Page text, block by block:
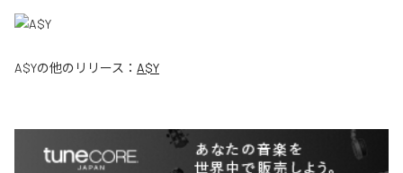
A$Yの他のリリース： A$Y